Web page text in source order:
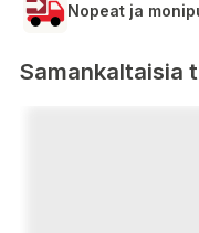
Nopeat ja
Samankaltaisia